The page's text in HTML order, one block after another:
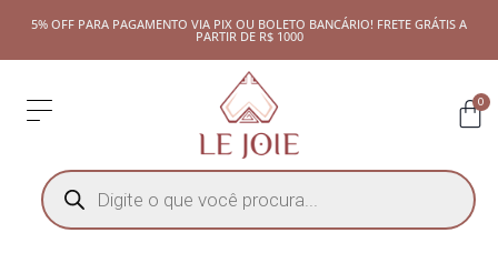
5% OFF PARA PAGAMENTO VIA PIX OU BOLETO BANCÁRIO! FRETE GRÁTIS A
PARTIR DE R$ 1000
0